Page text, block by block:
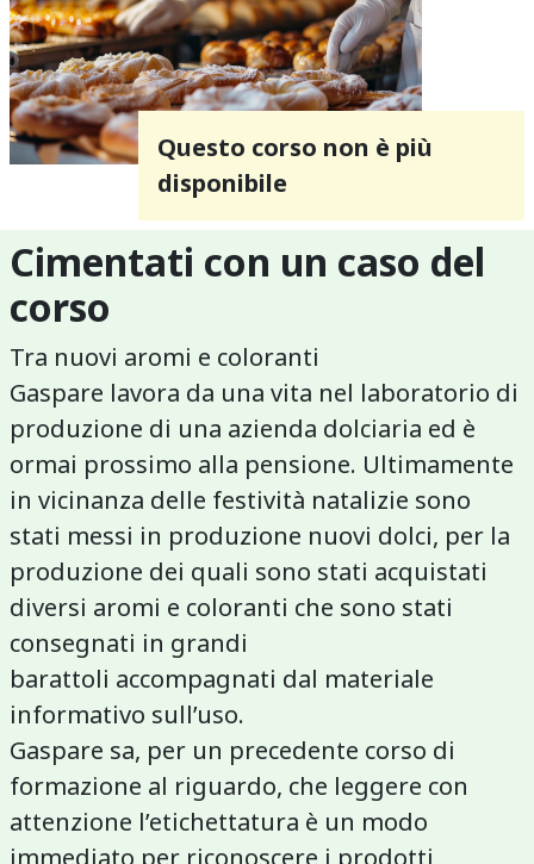
Questo corso non è più
disponibile
Cimentati con un caso del
corso
Tra nuovi aromi e coloranti
Gaspare lavora da una vita nel laboratorio di
produzione di una azienda dolciaria ed è
ormai prossimo alla pensione. Ultimamente
in vicinanza delle festività natalizie sono
stati messi in produzione nuovi dolci, per la
produzione dei quali sono stati acquistati
diversi aromi e coloranti che sono stati
consegnati in grandi
barattoli accompagnati dal materiale
informativo sull’uso.
Gaspare sa, per un precedente corso di
formazione al riguardo, che leggere con
attenzione l’etichettatura è un modo
immediato per riconoscere i prodotti